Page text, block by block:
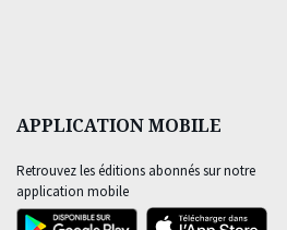
APPLICATION MOBILE
Retrouvez les éditions abonnés sur notre
application mobile